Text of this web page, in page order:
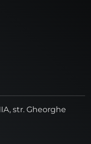
str. Gheorghe